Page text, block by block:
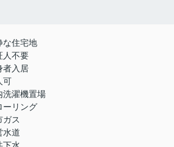
な住宅地
人不要
者入居
可
洗濯機置場
ーリング
ガス
水道